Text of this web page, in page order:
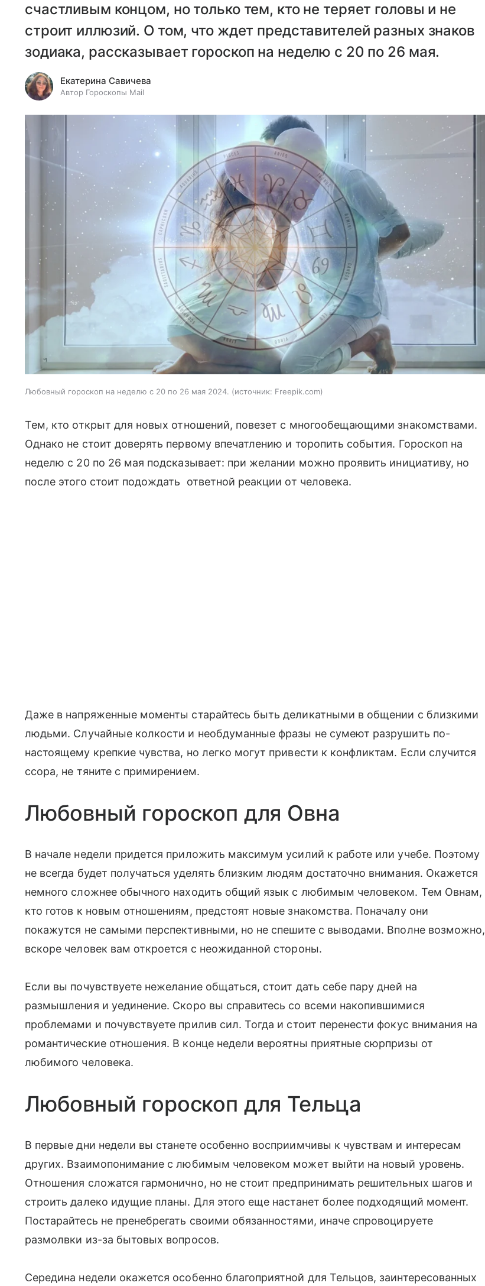
счастливым концом, но только тем, кто не теряет головы и не
строит иллюзий. О том, что ждет представителей разных знаков
зодиака, рассказывает гороскоп на неделю с 20 по 26 мая.
Екатерина Савичева
Автор Гороскопы Mail
Любовный гороскоп на неделю с 20 по 26 мая 2024. источник: Freepik.com
Тем, кто открыт для новых отношений, повезет с многообещающими знакомствами.
Однако не стоит доверять первому впечатлению и торопить события. Гороскоп на
неделю с 20 по 26 мая подсказывает: при желании можно проявить инициативу, но
после этого стоит подождать ответной реакции от человека.
Даже в напряженные моменты старайтесь быть деликатными в общении с близкими
людьми. Случайные колкости и необдуманные фразы не сумеют разрушить по-
настоящему крепкие чувства, но легко могут привести к конфликтам. Если случится
ссора, не тяните с примирением.
Любовный гороскоп для Овна
В начале недели придется приложить максимум усилий к работе или учебе. Поэтому
не всегда будет получаться уделять близким людям достаточно внимания. Окажется
немного сложнее обычного находить общий язык с любимым человеком. Тем Овнам,
кто готов к новым отношениям, предстоят новые знакомства. Поначалу они
покажутся не самыми перспективными, но не спешите с выводами. Вполне возможно,
вскоре человек вам откроется с неожиданной стороны.
Если вы почувствуете нежелание общаться, стоит дать себе пару дней на
размышления и уединение. Скоро вы справитесь со всеми накопившимися
проблемами и почувствуете прилив сил. Тогда и стоит перенести фокус внимания на
романтические отношения. В конце недели вероятны приятные сюрпризы от
любимого человека.
Любовный гороскоп для Тельца
В первые дни недели вы станете особенно восприимчивы к чувствам и интересам
других. Взаимопонимание с любимым человеком может выйти на новый уровень.
Отношения сложатся гармонично, но не стоит предпринимать решительных шагов и
строить далеко идущие планы. Для этого еще настанет более подходящий момент.
Постарайтесь не пренебрегать своими обязанностями, иначе спровоцируете
размолвки из-за бытовых вопросов.
Середина недели окажется особенно благоприятной для Тельцов, заинтересованных